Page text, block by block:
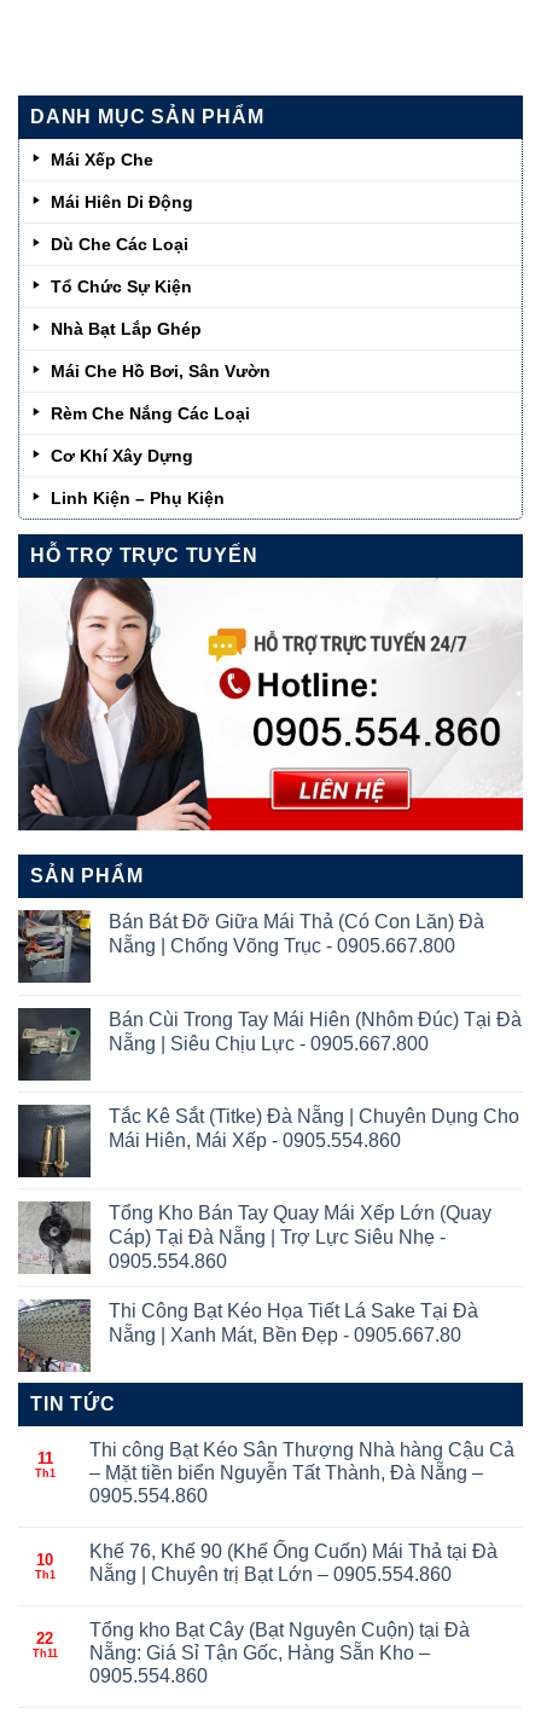
DANH MỤC SẢN PHẨM
Mái Xếp Che
Mái Hiên Di Động
Dù Che Các Loại
Tổ Chức Sự Kiện
Nhà Bạt Lắp Ghép
Mái Che Hồ Bơi, Sân Vườn
Rèm Che Nắng Các Loại
Cơ Khí Xây Dựng
Linh Kiện – Phụ Kiện
HỖ TRỢ TRỰC TUYẾN
SẢN PHẨM
Bán Bát Đỡ Giữa Mái Thả (Có Con Lăn) Đà
Nẵng | Chống Võng Trục - 0905.667.800
Bán Cùi Trong Tay Mái Hiên (Nhôm Đúc) Tại Đà
Nẵng | Siêu Chịu Lực - 0905.667.800
Tắc Kê Sắt (Titke) Đà Nẵng | Chuyên Dụng Cho
Mái Hiên, Mái Xếp - 0905.554.860
Tổng Kho Bán Tay Quay Mái Xếp Lớn (Quay
Cáp) Tại Đà Nẵng | Trợ Lực Siêu Nhẹ -
0905.554.860
Thi Công Bạt Kéo Họa Tiết Lá Sake Tại Đà
Nẵng | Xanh Mát, Bền Đẹp - 0905.667.80
TIN TỨC
11
Th1
Thi công Bạt Kéo Sân Thượng Nhà hàng Cậu Cả
– Mặt tiền biển Nguyễn Tất Thành, Đà Nẵng –
0905.554.860
10
Th1
Khế 76, Khế 90 (Khế Ống Cuốn) Mái Thả tại Đà
Nẵng | Chuyên trị Bạt Lớn – 0905.554.860
22
Th11
Tổng kho Bạt Cây (Bạt Nguyên Cuộn) tại Đà
Nẵng: Giá Sỉ Tận Gốc, Hàng Sẵn Kho –
0905.554.860